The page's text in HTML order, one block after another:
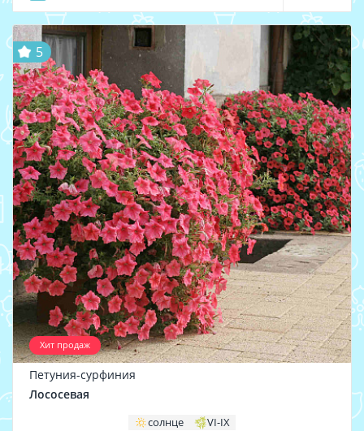
Хит продаж
5
Петуния-сурфиния
Лососевая
солнце VI-IX